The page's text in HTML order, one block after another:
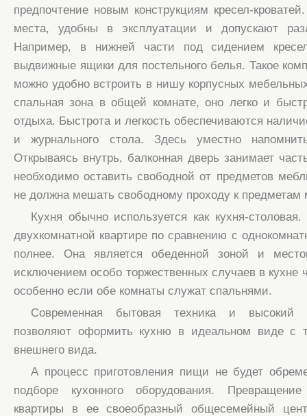
предпочтение новым конструкциям кресел-
места, удобны в эксплуатации и допускают
Например, в нижней части под сидением
выдвижные ящики для постельного белья. Такое
можно удобно встроить в нишу корпусных
спальная зона в общей комнате, оно легко и
отдыха. Быстрота и легкость обеспечиваются
и журнального стола. Здесь уместно
Открываясь внутрь, балконная дверь занимает
необходимо оставить свободной от предметов
не должна мешать свободному проходу к предметам
Кухня обычно используется как кухня-
двухкомнатной квартире по сравнению с
полнее. Она является обеденной зоной и
исключением особо торжественных случаев в кухне
особенно если обе комнаты служат спальнями.
Современная бытовая техника и высокий
позволяют оформить кухню в идеальном виде с
внешнего вида.
А процесс приготовления пищи не будет
подборе кухонного оборудования.
квартиры в ее своеобразный общесемейный